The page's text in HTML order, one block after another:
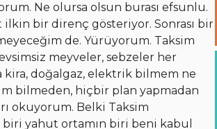
Ne olursa olsun burası efsunlu.
ilkin bir direnç gösteriyor. Sonrası bir
de. Yürüyorum. Taksim
meyveler, sebzeler her
kira, doğalgaz, elektrik bilmem ne
bilmeden, hiçbir plan yapmadan
okuyorum. Belki Taksim
biri yahut ortamın biri beni kabul